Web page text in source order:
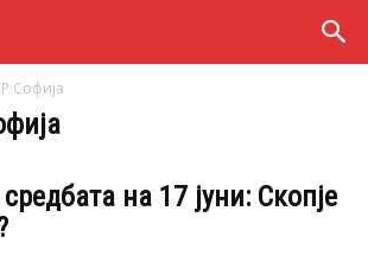
Софија
на 17 јуни: Скопје